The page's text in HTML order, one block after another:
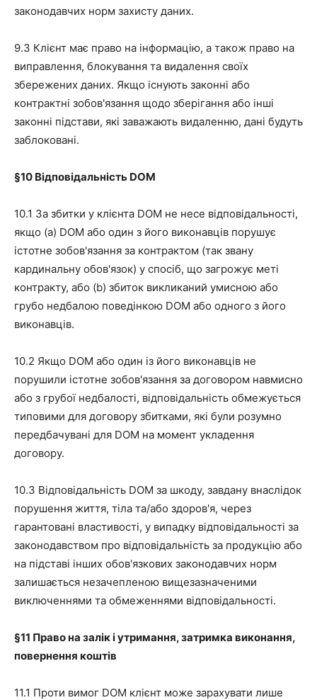
законодавчих норм захисту даних.
9.3 Клієнт має право на інформацію, а також право на
виправлення, блокування та видалення своїх
збережених даних. Якщо існують законні або
контрактні зобов'язання щодо зберігання або інші
законні підстави, які заважають видаленню, дані будуть
заблоковані.
§10 Відповідальність DOM
10.1 За збитки у клієнта DOM не несе відповідальності,
якщо (a) DOM або один з його виконавців порушує
істотне зобов'язання за контрактом (так звану
кардинальну обов'язок) у спосіб, що загрожує меті
контракту, або (b) збиток викликаний умисною або
грубо недбалою поведінкою DOM або одного з його
виконавців.
10.2 Якщо DOM або один із його виконавців не
порушили істотне зобов'язання за договором навмисно
або з грубої недбалості, відповідальність обмежується
типовими для договору збитками, які були розумно
передбачувані для DOM на момент укладення
договору.
10.3 Відповідальність DOM за шкоду, завдану внаслідок
порушення життя, тіла та/або здоров'я, через
гарантовані властивості, у випадку відповідальності за
законодавством про відповідальність за продукцію або
на підставі інших обов'язкових законодавчих норм
залишається незачепленою вищезазначеними
виключеннями та обмеженнями відповідальності.
§11 Право на залік і утримання, затримка виконання,
повернення коштів
11.1 Проти вимог DOM клієнт може зарахувати лише